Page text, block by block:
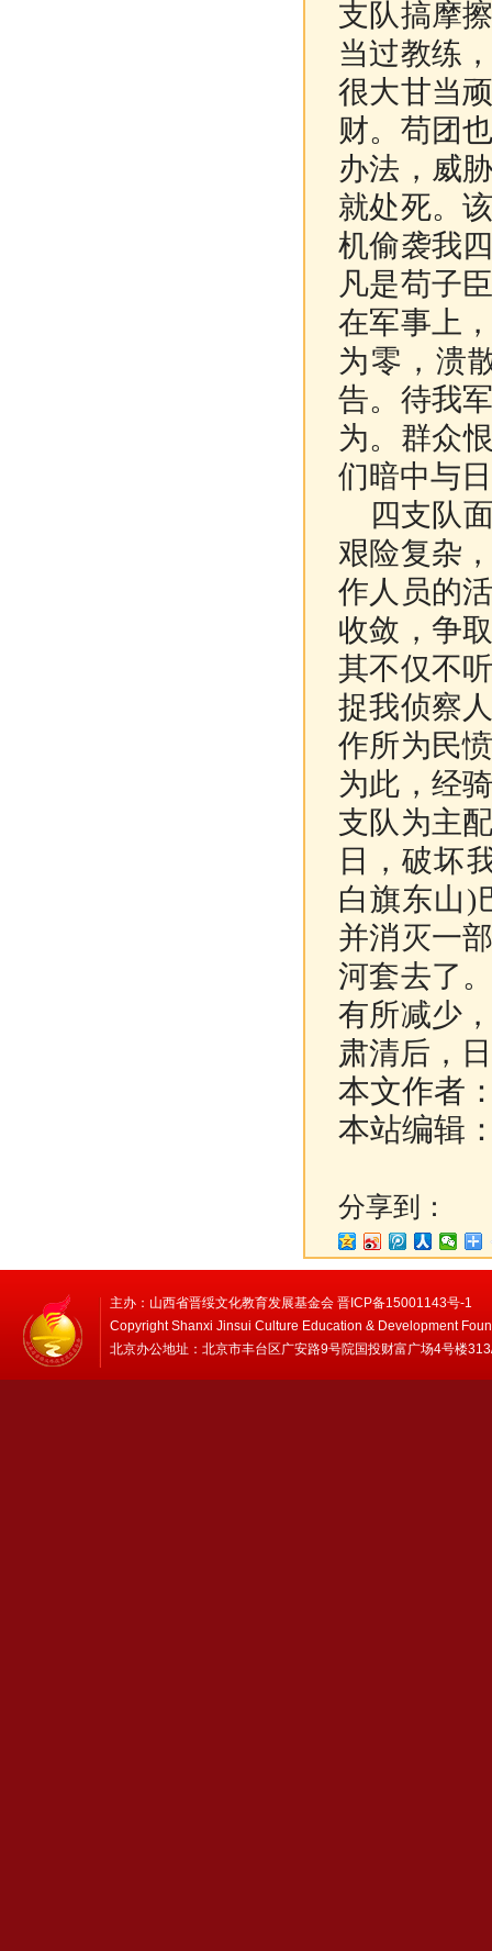
支队搞摩
当过教练
很大甘当
财。苟团
办法，威
就处死。
机偷袭我
凡是苟子
在军事上
为零，溃
告。待我
为。群众
们暗中与
四支队面
艰险复杂
作人员的
收敛，争
其不仅不
捉我侦察
作所为民
为此，经
支队为主
日，破坏
白旗东山)
并消灭一
河套去了
有所减少
肃清后，
本文作者
本站编辑
分享到：
主办：山西省晋绥文化教育发展基金会 晋ICP备15001143号-1
Copyright Shanxi Jinsui Culture Education & Development
北京办公地址：北京市丰台区广安路9号院国投财富广场4号楼